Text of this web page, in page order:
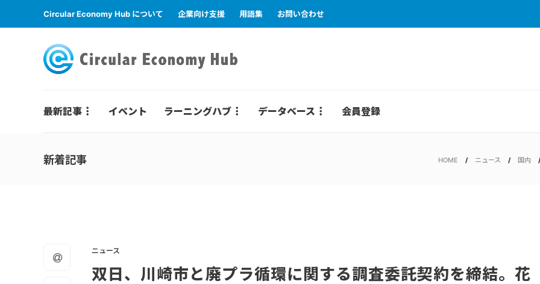
Circular Economy Hub について 企業向け支援 用語集 お問い合わせ
最新記事 イベント ラーニングハブ データベース 会員登録
新着記事 HOME ニュース 国内
ニュース
双日、川崎市と廃プラ循環に関する調査委託契約を締結。花